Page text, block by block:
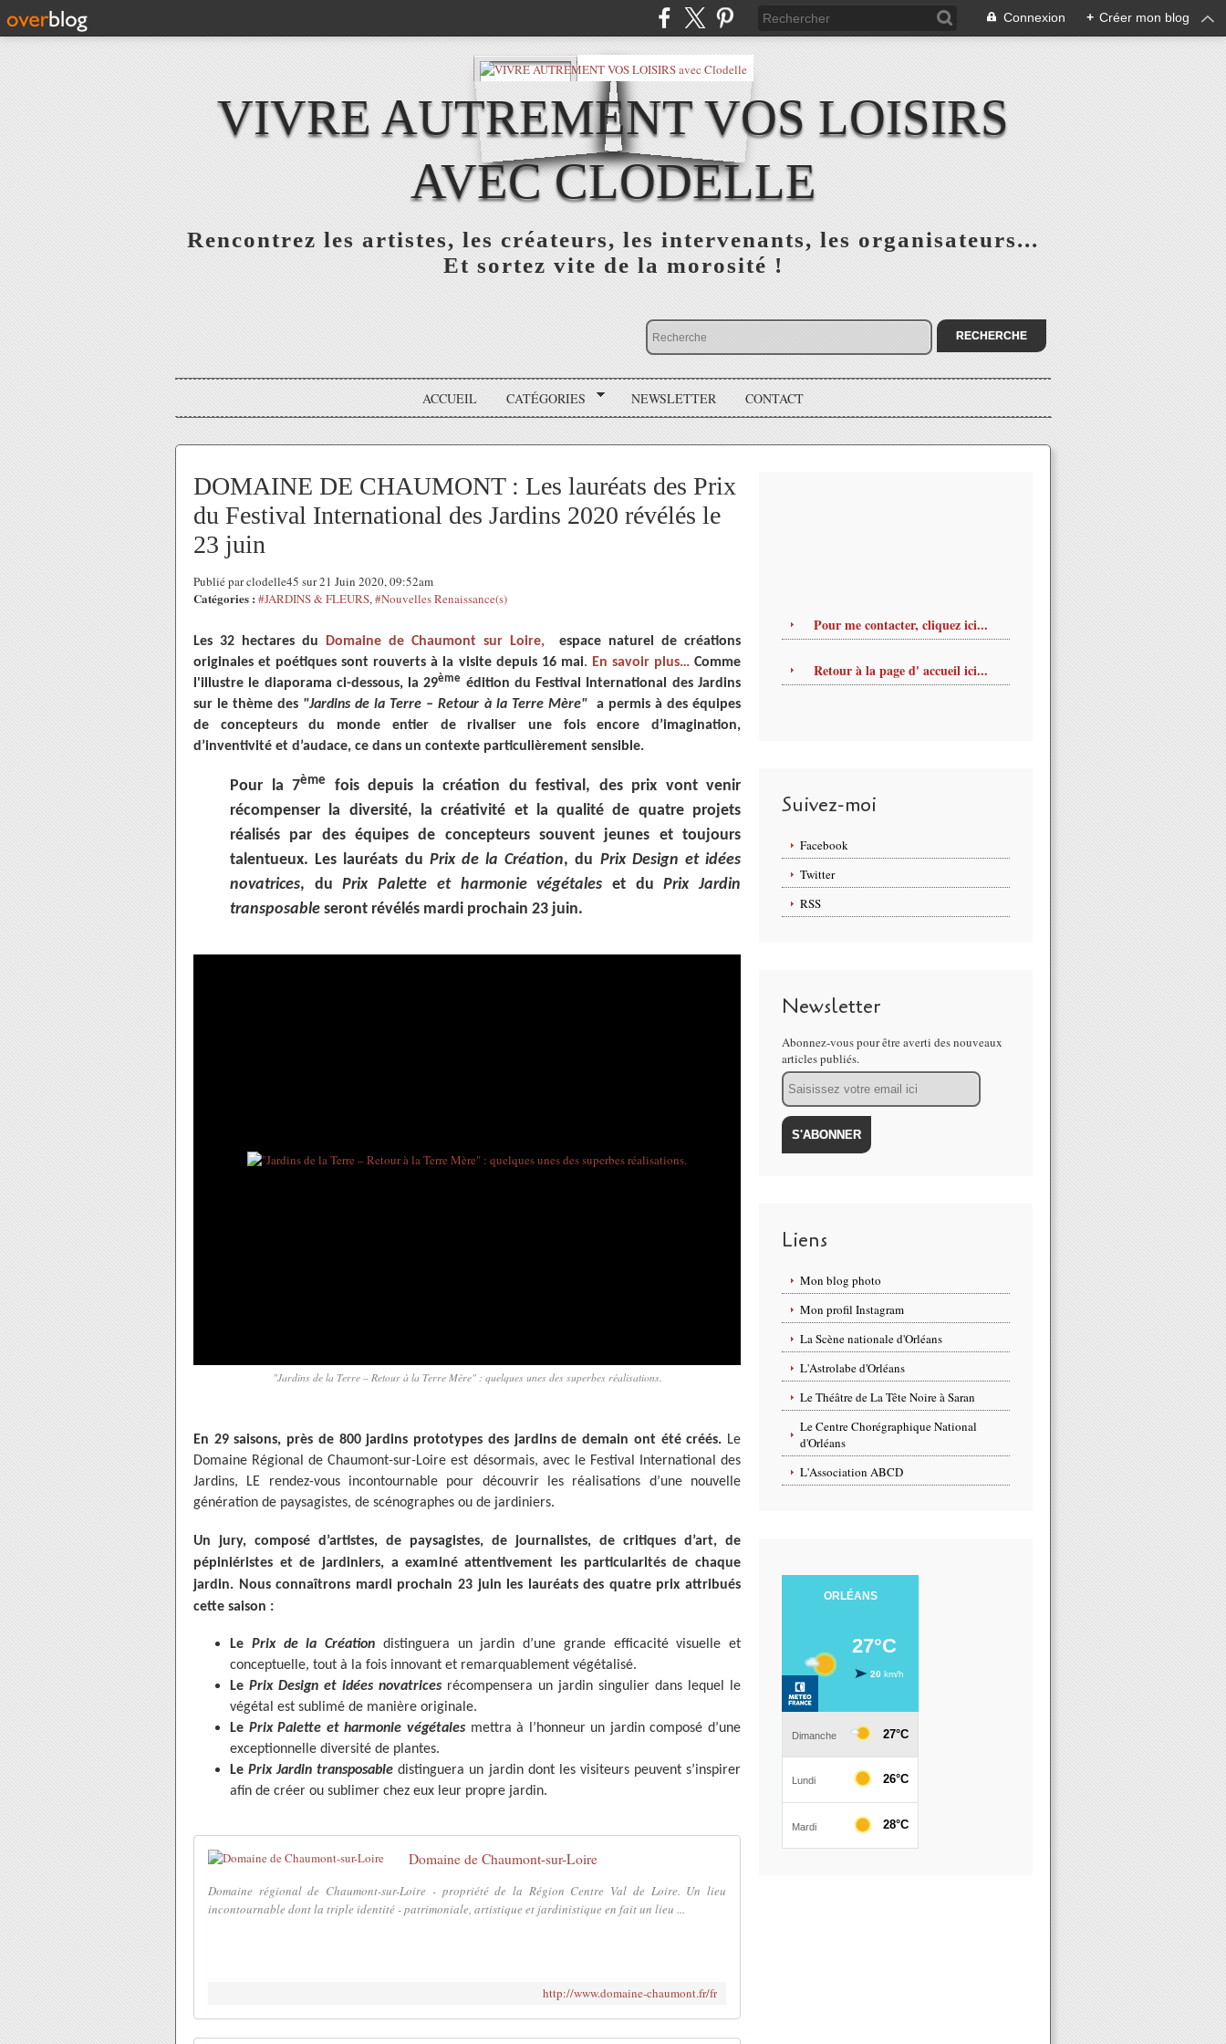
Connexion + Créer mon blog
VIVRE AUTREMENT VOS LOISIRS
AVEC CLODELLE
Rencontrez les artistes, les créateurs, les intervenants, les organisateurs...
Et sortez vite de la morosité !
ACCUEIL CATÉGORIES NEWSLETTER CONTACT
DOMAINE DE CHAUMONT : Les lauréats des Prix
du Festival International des Jardins 2020 révélés le
23 juin
Publié par clodelle45 sur 21 Juin 2020, 09:52am
Catégories : #JARDINS & FLEURS,#Nouvelles Renaissance(s)
Les 32 hectares du Domaine de Chaumont sur Loire,
espace naturel de créations
originales et poétiques sont rouverts à la visite depuis 16 mai. En savoir plus…Comme
l'illustre le diaporama ci-dessous, la 29ème édition du Festival International des Jardins
sur le thème des "Jardins de la Terre – Retour à la Terre Mère"
a permis à des équipes
de concepteurs du monde entier de rivaliser une fois encore d’imagination,
d’inventivité et d’audace, ce dans un contexte particulièrement sensible.
Pour la 7ème
fois depuis la création du festival, des prix vont venir
récompenser la diversité, la créativité et la qualité de quatre projets
réalisés par des équipes de concepteurs souvent jeunes et toujours
talentueux. Les lauréats du Prix de la Création, du Prix Design et idées
novatrices, duPrix Palette et harmonie végétales et duPrix Jardin
transposable seront révélés mardi prochain 23 juin.
"Jardins de la Terre – Retour à la Terre Mère" : quelques unes des superbes réalisations.
En 29 saisons, près de 800 jardins prototypes des jardins de demain ont été créés. Le
Domaine Régional de Chaumont-sur-Loire est désormais, avec le Festival International des
Jardins, LE rendez-vous incontournable pour découvrir les réalisations d’une nouvelle
génération de paysagistes, de scénographes ou de jardiniers.
Un jury, composé d’artistes, de paysagistes, de journalistes, de critiques d’art, de
pépiniéristes et de jardiniers, a examiné attentivement les particularités de chaque
jardin. Nous connaîtrons mardi prochain 23 juin les lauréats des quatre prix attribués
cette saison :
Le Prix de la Création distinguera un jardin d’une grande efficacité visuelle et
conceptuelle, tout à la fois innovant et remarquablement végétalisé.
Le Prix Design et idées novatrices récompensera un jardin singulier dans lequel le
végétal est sublimé de manière originale.
Le Prix Palette et harmonie végétalesmettra à l’honneur un jardin composé d’une
exceptionnelle diversité de plantes.
LePrix Jardin transposable distinguera un jardin dont les visiteurs peuvent s’inspirer
afin de créer ou sublimer chez eux leur propre jardin.
Domaine de Chaumont-sur-Loire
Domaine régional de Chaumont-sur-Loire - propriété de la Région Centre Val de Loire. Un lieu
incontournable dont la triple identité - patrimoniale, artistique et jardinistique en fait un lieu ...
http://www.domaine-chaumont.fr/fr
Pour me contacter, cliquez ici...
Retour à la page d' accueil ici...
Suivez-moi
Facebook
Twitter
RSS
Newsletter
Abonnez-vous pour être averti des nouveaux
articles publiés.
Email
Liens
Mon blog photo
Mon profil Instagram
La Scène nationale d'Orléans
L'Astrolabe d'Orléans
Le Théâtre de La Tête Noire à Saran
Le Centre Chorégraphique National
d'Orléans
L'Association ABCD